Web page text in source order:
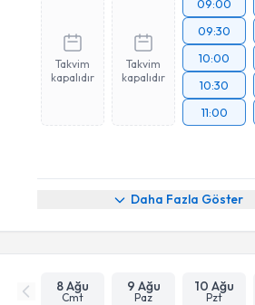
Takvim
kapalıdır
Takvim
kapalıdır
09:00
09:30
10:00
10:30
11:00
Daha Fazla Göster
8 Ağu
Cmt
9 Ağu
Paz
10 Ağu
Pzt